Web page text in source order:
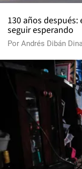
130 años
seguir esperando
Por Andrés Dibán